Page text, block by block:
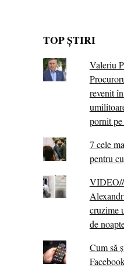
TOP ȘTIRI
Valeriu
revenit
pornit
7 cele
pentru
VIDEO//
cruzime
de
Cum să